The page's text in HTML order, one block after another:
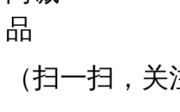
（扫一扫，关